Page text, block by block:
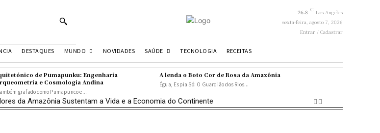
26.8 C Los Angeles
sexta-feira, agosto 7, 2026
Entrar / Cadastrar
DESTAQUES MUNDO NOVIDADES SAÚDE TECNOLOGIA RECEITAS
de Pumapunku: Engenharia
e Cosmologia Andina
grafado como Pumapunco e...
A lenda o Boto Cor de Rosa da Amazônia
Égua, Espia Só: O Guardião dos Rios...
da Amazônia Sustentam a Vida e a Economia do Continente